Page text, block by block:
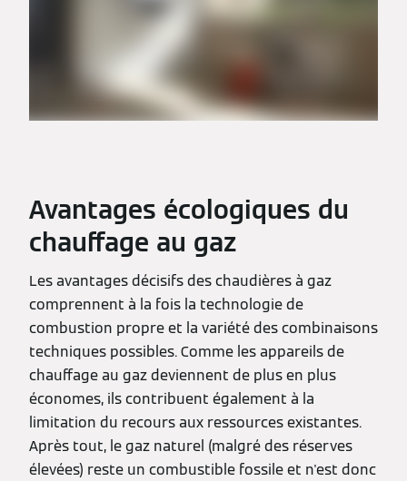
Avantages écologiques du
chauffage au gaz
Les avantages décisifs des chaudières à gaz
comprennent à la fois la technologie de
combustion propre et la variété des combinaisons
techniques possibles. Comme les appareils de
chauffage au gaz deviennent de plus en plus
économes, ils contribuent également à la
limitation du recours aux ressources existantes.
Après tout, le gaz naturel (malgré des réserves
élevées) reste un combustible fossile et n'est donc